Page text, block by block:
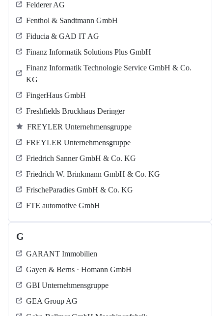
Felderer AG
Fenthol & Sandtmann GmbH
Fiducia & GAD IT AG
Finanz Informatik Solutions Plus GmbH
Finanz Informatik Technologie Service GmbH & Co.
KG
FingerHaus GmbH
Freshfields Bruckhaus Deringer
FREYLER Unternehmensgruppe
FREYLER Unternehmensgruppe
Friedrich Sanner GmbH & Co. KG
Friedrich W. Brinkmann GmbH & Co. KG
FrischeParadies GmbH & Co. KG
FTE automotive GmbH
G
GARANT Immobilien
Gayen & Berns · Homann GmbH
GBI Unternehmensgruppe
GEA Group AG